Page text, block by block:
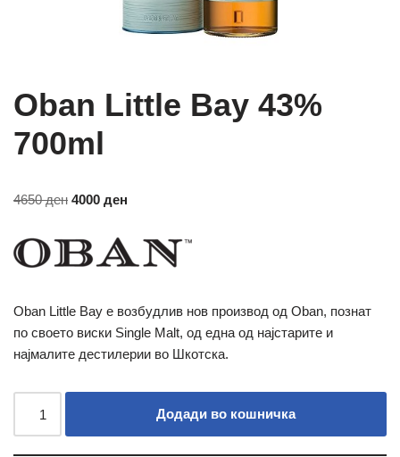
Oban Little Bay 43%
700ml
4650ден 4000 ден
Oban Little Bay е возбудлив нов производ од Oban, познат
по своето виски Single Malt, од една од најстарите и
најмалите дестилерии во Шкотска.
Додади во кошничка